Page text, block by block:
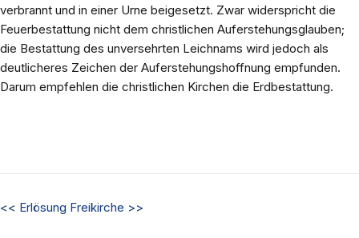
verbrannt und in einer Urne beigesetzt. Zwar widerspricht die
Feuerbestattung nicht dem christlichen Auferstehungsglauben;
die Bestattung des unversehrten Leichnams wird jedoch als
deutlicheres Zeichen der Auferstehungshoffnung empfunden.
Darum empfehlen die christlichen Kirchen die Erdbestattung.
<< Erlösung Freikirche >>